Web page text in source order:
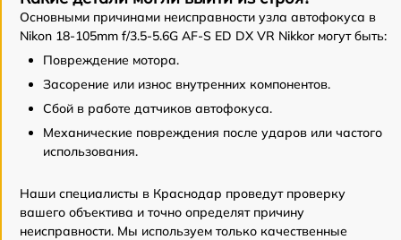
Основными причинами неисправности узла автофокуса в
Nikon 18-105mm f/3.5-5.6G AF-S ED DX VR Nikkor могут быть:
Повреждение мотора.
Засорение или износ внутренних компонентов.
Сбой в работе датчиков автофокуса.
Механические повреждения после ударов или частого
использования.
Наши специалисты в Краснодар проведут проверку
вашего объектива и точно определят причину
неисправности. Мы используем только качественные